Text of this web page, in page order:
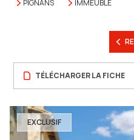
PIGNANS
IMMEUBLE
TÉLÉCHARGER LA FICHE
EXCLUSIF